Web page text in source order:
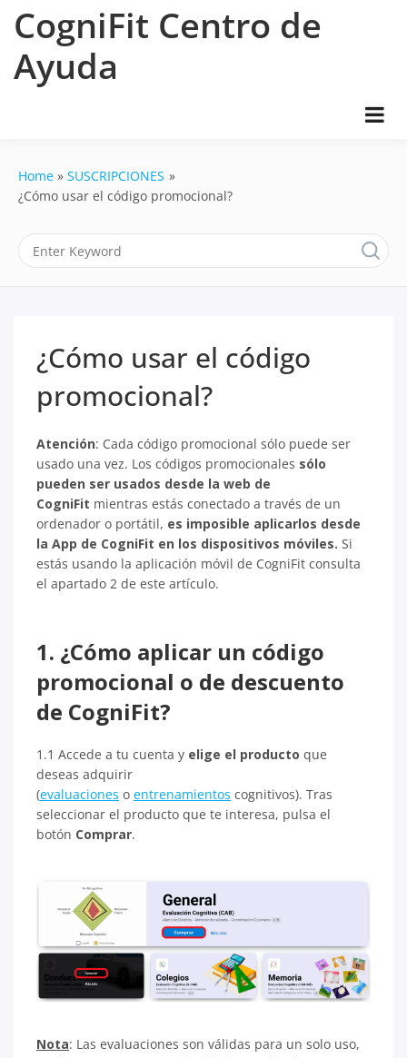
CogniFit Centro de
Ayuda
Home
SUSCRIPCIONES
¿Cómo usar el código promocional?
¿Cómo usar el código
promocional?
Atención: Cada código promocional sólo puede ser
usado una vez. Los códigos promocionales sólo
pueden ser usados desde la web de
CogniFit mientras estás conectado a través de un
ordenador o portátil, es imposible aplicarlos desde
la App de CogniFit en los dispositivos móviles. Si
estás usando la aplicación móvil de CogniFit consulta
el apartado 2 de este artículo.
1. ¿Cómo aplicar un código
promocional o de descuento
de CogniFit?
1.1 Accede a tu cuenta y elige el producto que
deseas adquirir
(evaluaciones o entrenamientos cognitivos). Tras
seleccionar el producto que te interesa, pulsa el
botón Comprar.
Nota: Las evaluaciones son válidas para un solo uso,